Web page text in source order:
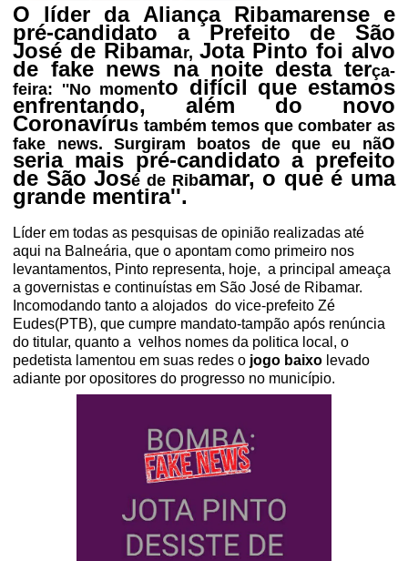
O líder da Aliança Ribamarense e
pré-candidato a Prefeito de São
José de Ribamar, Jota Pinto foi alvo
de fake news na noite desta terça-
feira: ''No momento difícil que estamos
enfrentando, além do novo
Coronavírus também temos que combater as
fake news. Surgiram boatos de que eu não
seria mais pré-candidato a prefeito
de São José de Ribamar, o que é uma
grande mentira''.
Líder em todas as pesquisas de opinião realizadas até
aqui na Balneária, que o apontam como primeiro nos
levantamentos, Pinto representa, hoje, a principal ameaça
a governistas e continuístas em São José de Ribamar.
Incomodando tanto a alojados do vice-prefeito Zé
Eudes(PTB), que cumpre mandato-tampão após renúncia
do titular, quanto a velhos nomes da politica local, o
pedetista lamentou em suas redes o jogo baixo levado
adiante por opositores do progresso no município.